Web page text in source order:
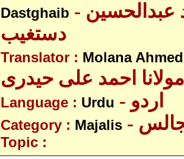
Dastghaib - آیت اللہ سید عبدالحسین
دستغیب
Translator : Molana
مولانا احمد علی حیدری
Language : Urdu - اردو
Category : Majalis
Topic :